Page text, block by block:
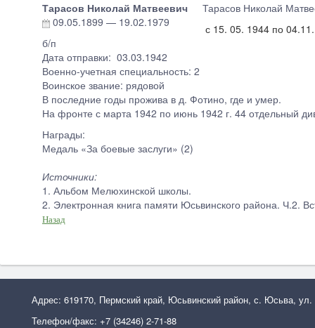
Тарасов Николай Матвеевич
09.05.1899 — 19.02.1979
Тарасов Николай
с 15. 05. 1944 по
б/п
Дата отправки: 03.03.1942
Военно-учетная специальность: 2
Воинское звание: рядовой
В последние годы прожива в д. Фотино, где и умер.
На фронте с марта 1942 по июнь 1942 г. 44 отдельный
Награды:
Медаль «За боевые заслуги» (2)
Источники:
1. Альбом Мелюхинской школы.
2. Электронная книга памяти Юсьвинского района. Ч.2.
Назад
Адрес: 619170, Пермский край, Юсьвинский район, с. Юсьва, ул.
Телефон/факс: +7 (34246) 2-71-88